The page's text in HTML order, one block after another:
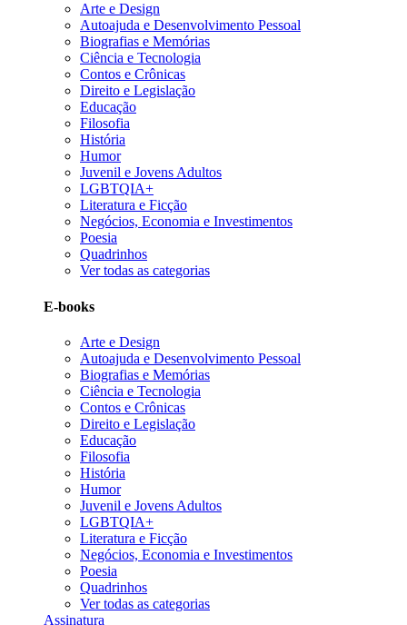
Arte e Design
Autoajuda e Desenvolvimento Pessoal
Biografias e Memórias
Ciência e Tecnologia
Contos e Crônicas
Direito e Legislação
Educação
Filosofia
História
Humor
Juvenil e Jovens Adultos
LGBTQIA+
Literatura e Ficção
Negócios, Economia e Investimentos
Poesia
Quadrinhos
Ver todas as categorias
E-books
Arte e Design
Autoajuda e Desenvolvimento Pessoal
Biografias e Memórias
Ciência e Tecnologia
Contos e Crônicas
Direito e Legislação
Educação
Filosofia
História
Humor
Juvenil e Jovens Adultos
LGBTQIA+
Literatura e Ficção
Negócios, Economia e Investimentos
Poesia
Quadrinhos
Ver todas as categorias
Assinatura